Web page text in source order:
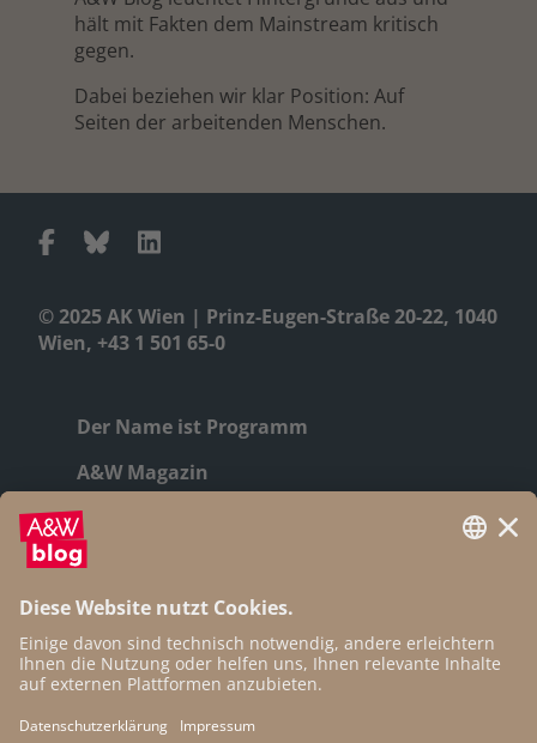
© 2025 AK Wien | Prinz-Eugen-Straße 20-22, 1040
Wien, +43 1 501 65-0
Der Name ist Programm
A&W Magazin
Geschichte
Autor:innen
Newsletter
Open Access
hält mit Fakten dem Mainstream kritisch
gegen.
Dabei beziehen wir klar Position: Auf
Seiten der arbeitenden Menschen.